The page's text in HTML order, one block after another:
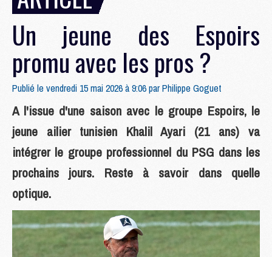
Un jeune des Espoirs
promu avec les pros ?
Publié le vendredi 15 mai 2026 à 9:06 parPhilippe Goguet
A l'issue d'une saison avec le groupe Espoirs, le
jeune ailier tunisien Khalil Ayari (21 ans) va
intégrer le groupe professionnel du PSG dans les
prochains jours. Reste à savoir dans quelle
optique.